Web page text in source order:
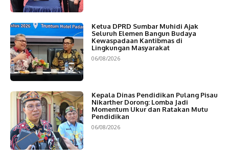
Ketua DPRD Sumbar Muhidi Ajak
Seluruh Elemen Bangun Budaya
Kewaspadaan Kantibmas di
Lingkungan Masyarakat
06/08/2026
Kepala Dinas Pendidikan Pulang Pisau
Nikarther Dorong: Lomba Jadi
Momentum Ukur dan Ratakan Mutu
Pendidikan
06/08/2026